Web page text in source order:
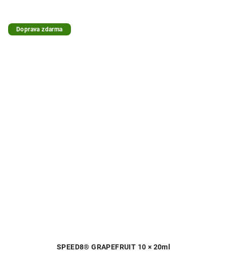
Doprava zdarma
SPEED8® GRAPEFRUIT 10 × 20ml